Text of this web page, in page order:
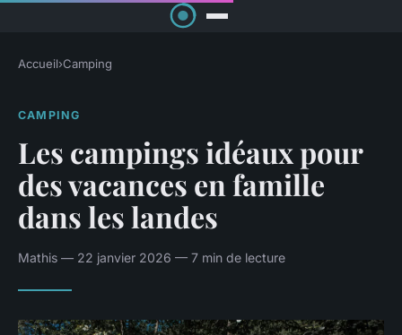
Accueil›Camping
CAMPING
Les campings idéaux pour
des vacances en famille
dans les landes
Mathis — 22 janvier 2026 — 7 min de lecture